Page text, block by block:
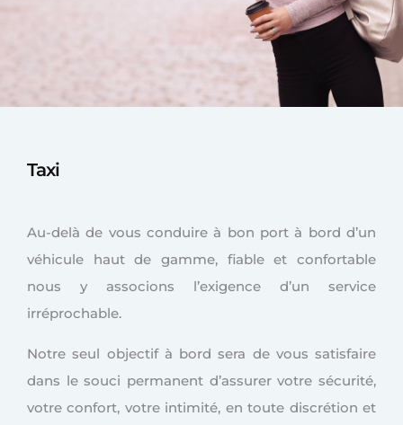
Taxi
Au-delà de vous conduire à bon port à bord d’un
véhicule haut de gamme, fiable et confortable
nous y associons l’exigence d’un service
irréprochable.
Notre seul objectif à bord sera de vous satisfaire
dans le souci permanent d’assurer votre sécurité,
votre confort, votre intimité, en toute discrétion et